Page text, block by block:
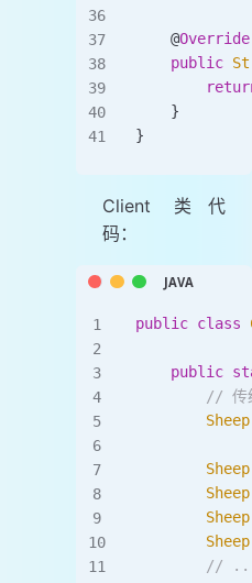
    @
Override
    public
    }
}
Client 类代
码：
public class
    public
// 传
        Sheep
        Sheep
        Sheep
        Sheep
        Sheep
//